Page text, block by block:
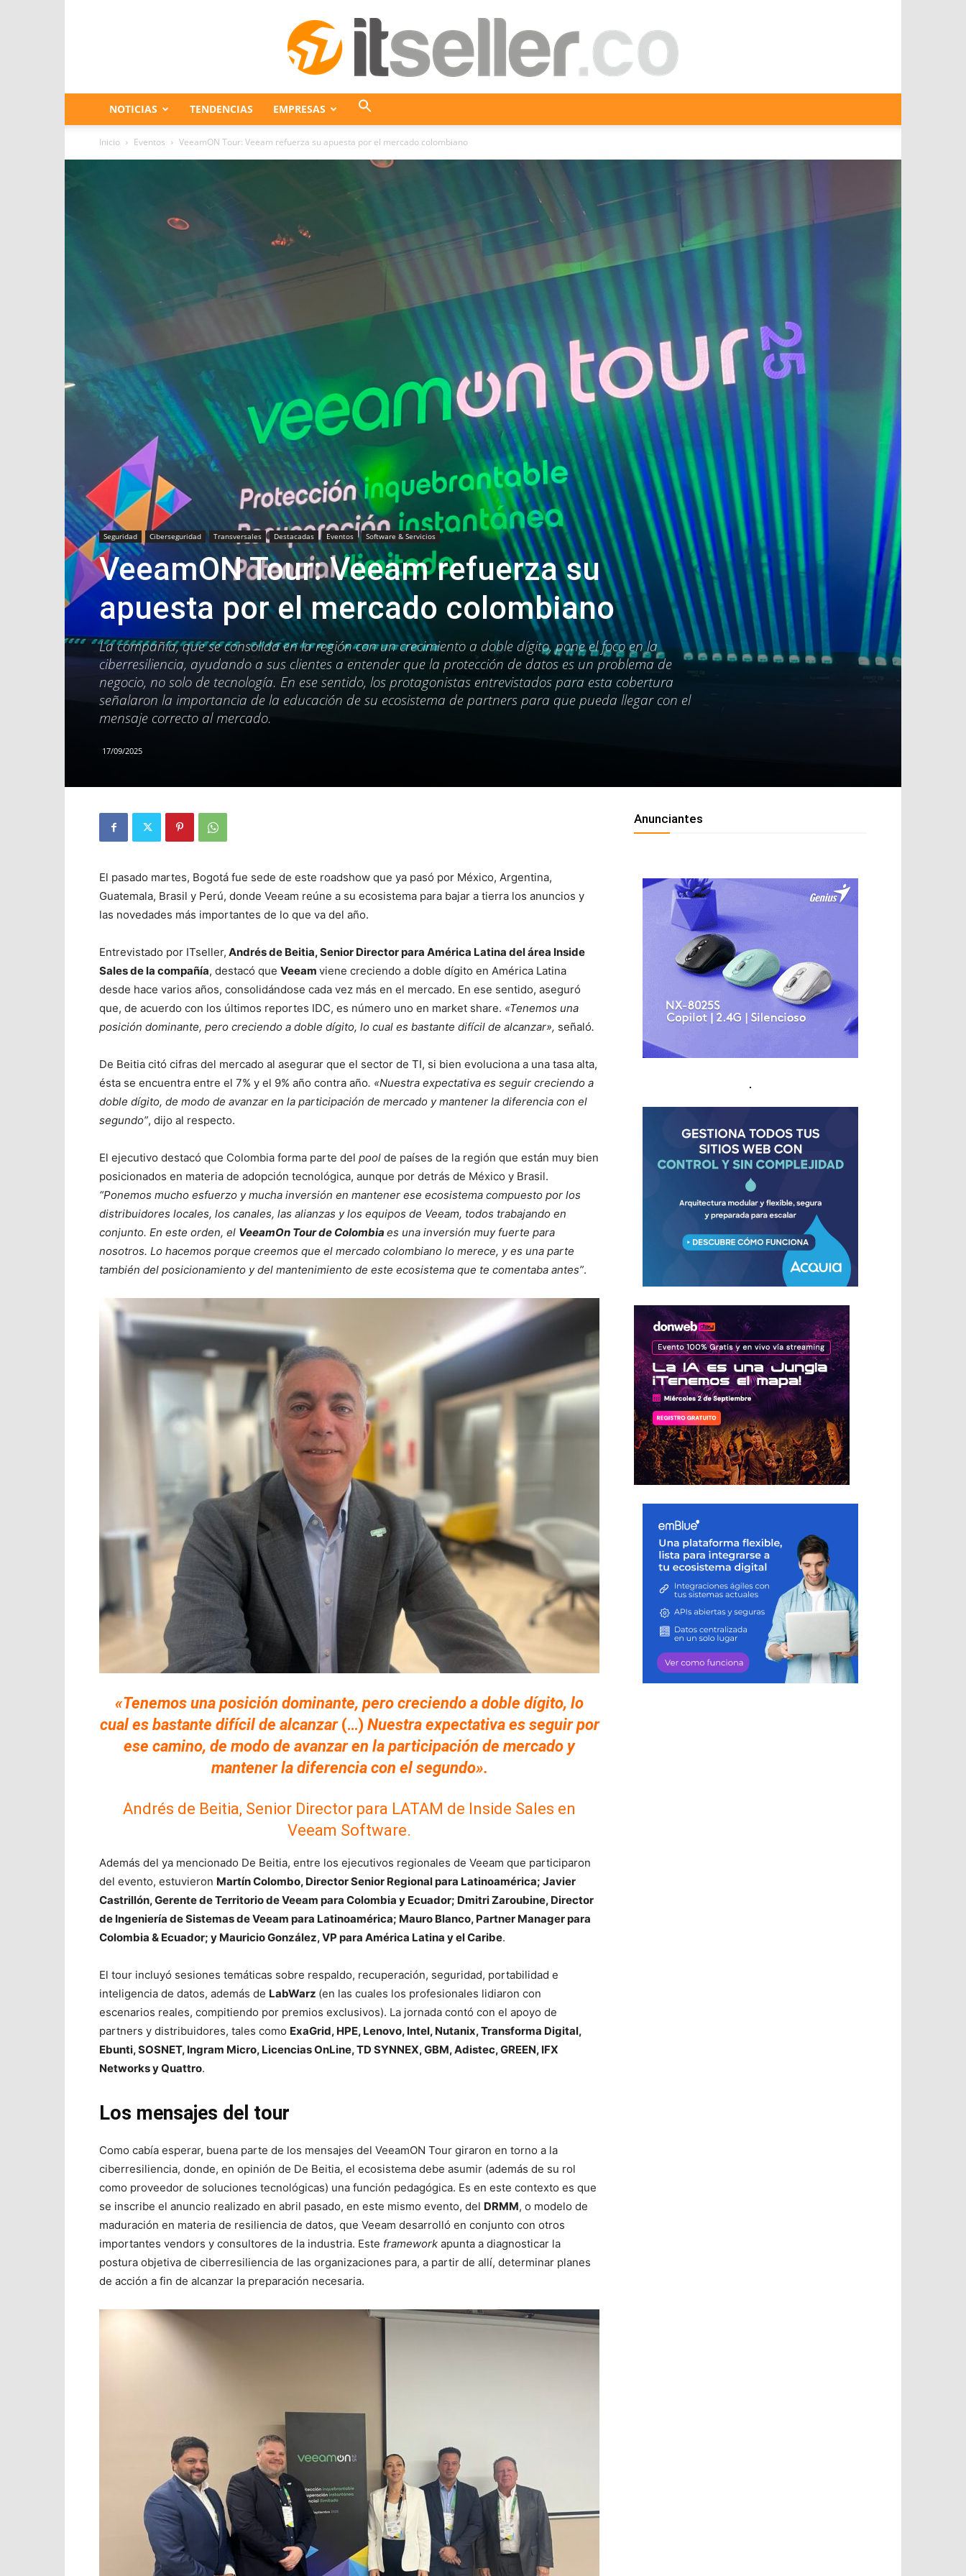
ITseller
NOTICIAS TENDENCIAS EMPRESAS
Inicio Eventos VeeamON Tour: Veeam refuerza su apuesta por el mercado colombiano
Seguridad Ciberseguridad Transversales Destacadas Eventos Software & Servicios
VeeamON Tour: Veeam refuerza su
apuesta por el mercado colombiano
La compañía, que se consolida en la región con un crecimiento a doble dígito, pone el foco en la
ciberresiliencia, ayudando a sus clientes a entender que la protección de datos es un problema de
negocio, no solo de tecnología. En ese sentido, los protagonistas entrevistados para esta cobertura
señalaron la importancia de la educación de su ecosistema de partners para que pueda llegar con el
mensaje correcto al mercado.
17/09/2025
El pasado martes, Bogotá fue sede de este roadshow que ya pasó por México, Argentina,
Guatemala, Brasil y Perú, donde Veeam reúne a su ecosistema para bajar a tierra los anuncios y
las novedades más importantes de lo que va del año.
Entrevistado por ITseller, Andrés de Beitia, Senior Director para América Latina del área Inside
Sales de la compañía, destacó que Veeam viene creciendo a doble dígito en América Latina
desde hace varios años, consolidándose cada vez más en el mercado. En ese sentido, aseguró
que, de acuerdo con los últimos reportes IDC, es número uno en market share. «Tenemos una
posición dominante, pero creciendo a doble dígito, lo cual es bastante difícil de alcanzar», señaló.
De Beitia citó cifras del mercado al asegurar que el sector de TI, si bien evoluciona a una tasa alta,
ésta se encuentra entre el 7% y el 9% año contra año. «Nuestra expectativa es seguir creciendo a
doble dígito, de modo de avanzar en la participación de mercado y mantener la diferencia con el
segundo”, dijo al respecto.
El ejecutivo destacó que Colombia forma parte del pool de países de la región que están muy bien
posicionados en materia de adopción tecnológica, aunque por detrás de México y Brasil.
“Ponemos mucho esfuerzo y mucha inversión en mantener ese ecosistema compuesto por los
distribuidores locales, los canales, las alianzas y los equipos de Veeam, todos trabajando en
conjunto. En este orden, el VeeamOn Tour de Colombia es una inversión muy fuerte para
nosotros. Lo hacemos porque creemos que el mercado colombiano lo merece, y es una parte
también del posicionamiento y del mantenimiento de este ecosistema que te comentaba antes”.
«Tenemos una posición dominante, pero creciendo a doble dígito, lo
cual es bastante difícil de alcanzar (…) Nuestra expectativa es seguir por
ese camino, de modo de avanzar en la participación de mercado y
mantener la diferencia con el segundo».
Andrés de Beitia, Senior Director para LATAM de Inside Sales en
Veeam Software.
Además del ya mencionado De Beitia, entre los ejecutivos regionales de Veeam que participaron
del evento, estuvieron Martín Colombo, Director Senior Regional para Latinoamérica; Javier
Castrillón, Gerente de Territorio de Veeam para Colombia y Ecuador; Dmitri Zaroubine, Director
de Ingeniería de Sistemas de Veeam para Latinoamérica; Mauro Blanco, Partner Manager para
Colombia & Ecuador; y Mauricio González, VP para América Latina y el Caribe.
El tour incluyó sesiones temáticas sobre respaldo, recuperación, seguridad, portabilidad e
inteligencia de datos, además de LabWarz (en las cuales los profesionales lidiaron con
escenarios reales, compitiendo por premios exclusivos). La jornada contó con el apoyo de
partners y distribuidores, tales como ExaGrid, HPE, Lenovo, Intel, Nutanix, Transforma Digital,
Ebunti, SOSNET, Ingram Micro, Licencias OnLine, TD SYNNEX, GBM, Adistec, GREEN, IFX
Networks y Quattro.
Los mensajes del tour
Como cabía esperar, buena parte de los mensajes del VeeamON Tour giraron en torno a la
ciberresiliencia, donde, en opinión de De Beitia, el ecosistema debe asumir (además de su rol
como proveedor de soluciones tecnológicas) una función pedagógica. Es en este contexto es que
se inscribe el anuncio realizado en abril pasado, en este mismo evento, del DRMM, o modelo de
maduración en materia de resiliencia de datos, que Veeam desarrolló en conjunto con otros
importantes vendors y consultores de la industria. Este framework apunta a diagnosticar la
postura objetiva de ciberresiliencia de las organizaciones para, a partir de allí, determinar planes
de acción a fin de alcanzar la preparación necesaria.
Anunciantes